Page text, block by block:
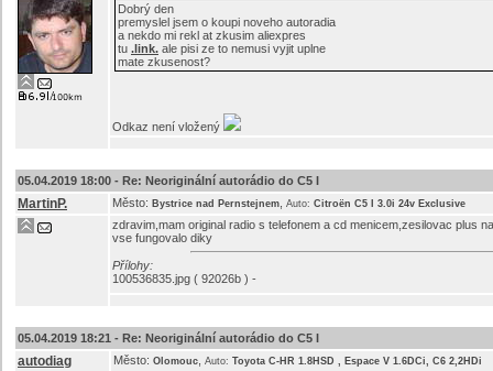
Dobrý den
premyslel jsem o koupi noveho autoradia
a nekdo mi rekl at zkusim aliexpres
tu .link. ale pisi ze to nemusi vyjit uplne
mate zkusenost?
Odkaz není vložený
05.04.2019 18:00 - Re: Neoriginální autorádio do C5 I
MartinP. Město: Bystrice nad Pernstejnem Auto: Citroën C5 I 3.0i 24v Exclusive
zdravim,mam original radio s telefonem a cd menicem,zesilovac plus
vse fungovalo diky
Přílohy:
100536835.jpg ( 92026b ) -
05.04.2019 18:21 - Re: Neoriginální autorádio do C5 I
autodiag Město: Olomouc Auto: Toyota C-HR 1.8HSD , Espace V 1.6DCi, C6 2,2HDi